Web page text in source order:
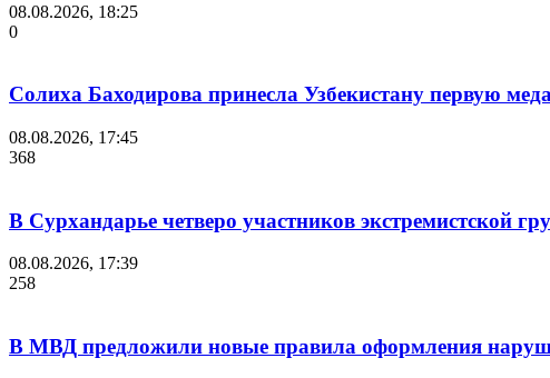
08.08.2026, 18:25
0
Солиха Баходирова принесла Узбекистану первую
08.08.2026, 17:45
368
В Сурхандарье четверо участников экстремистской
08.08.2026, 17:39
258
В МВД предложили новые правила оформления